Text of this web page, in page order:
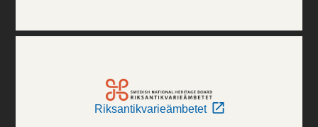
Riksantikvarieämbetet